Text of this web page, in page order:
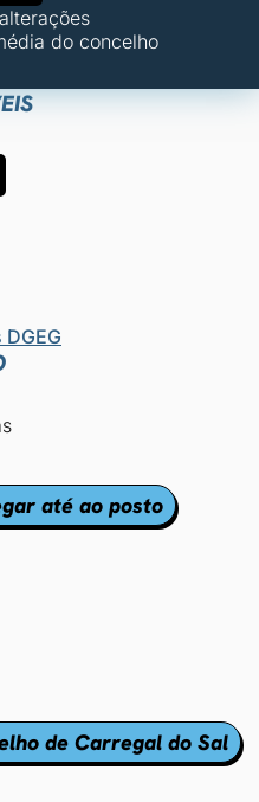
do concelho
até ao posto
de Carregal do Sal